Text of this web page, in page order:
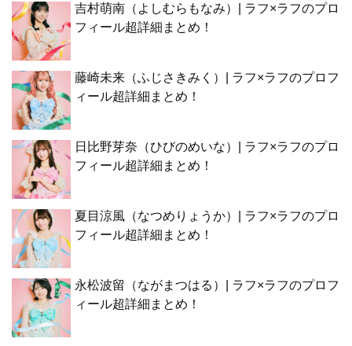
吉村萌南（よしむらもなみ）| ラフ×ラフのプロ
フィール超詳細まとめ！
藤崎未来（ふじさきみく）| ラフ×ラフのプロフ
ィール超詳細まとめ！
日比野芽奈（ひびのめいな）| ラフ×ラフのプロ
フィール超詳細まとめ！
夏目涼風（なつめりょうか）| ラフ×ラフのプロ
フィール超詳細まとめ！
永松波留（ながまつはる）| ラフ×ラフのプロフ
ィール超詳細まとめ！